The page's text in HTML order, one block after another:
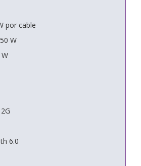
por cable
W
6.0